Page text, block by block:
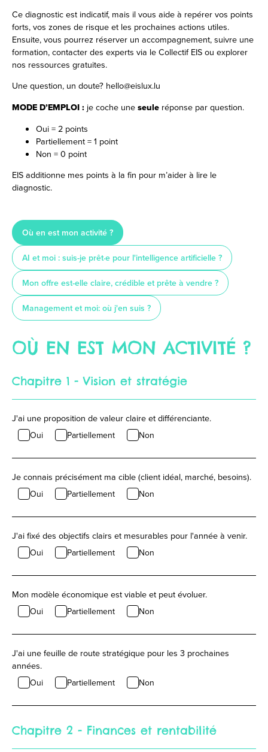
Ce diagnostic est indicatif, mais il vous aide à repérer vos points
forts, vos zones de risque et les prochaines actions utiles.
Ensuite, vous pourrez réserver un accompagnement, suivre une
formation, contacter des experts via le Collectif EIS ou explorer
nos ressources gratuites.
Une question, un doute? hello@eislux.lu
MODE D’EMPLOI : je coche uneseule réponse par question.
Oui = 2 points
Partiellement = 1 point
Non = 0 point
EIS additionne mes points à la fin pour m’aider à lire le
diagnostic.
Où en est mon activité ?
AI et moi : suis-je prêt·e pour l'intelligence artificielle ?
Mon offre est-elle claire, crédible et prête à vendre ?
Management et moi: où j'en suis ?
OÙ EN EST MON ACTIVITÉ ?
Chapitre 1 - Vision et stratégie
J'ai une proposition de valeur claire et différenciante.
Oui Partiellement Non
Je connais précisément ma cible (client idéal, marché, besoins).
Oui Partiellement Non
J'ai fixé des objectifs clairs et mesurables pour l'année à venir.
Oui Partiellement Non
Mon modèle économique est viable et peut évoluer.
Oui Partiellement Non
J'ai une feuille de route stratégique pour les 3 prochaines
années.
Oui Partiellement Non
Chapitre 2 - Finances et rentabilité